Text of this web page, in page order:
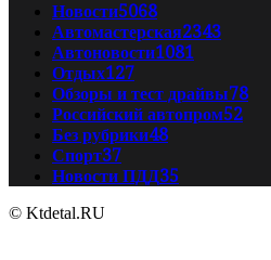
Новости5068
Автомастерская2343
Автоновости1081
Отдых127
Обзоры и тест драйвы78
Российский автопром52
Без рубрики48
Спорт37
Новости ПДД35
© Ktdetal.RU